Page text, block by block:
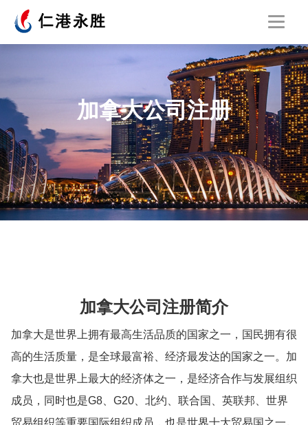
加拿大公司注册
加拿大公司注册简介
加拿大是世界上拥有最高生活品质的国家之一，国民拥有很
高的生活质量，是全球最富裕、经济最发达的国家之一。加
拿大也是世界上最大的经济体之一，是经济合作与发展组织
成员，同时也是G8、G20、北约、联合国、英联邦、世界
贸易组织等重要国际组织成员，也是世界十大贸易国之一。